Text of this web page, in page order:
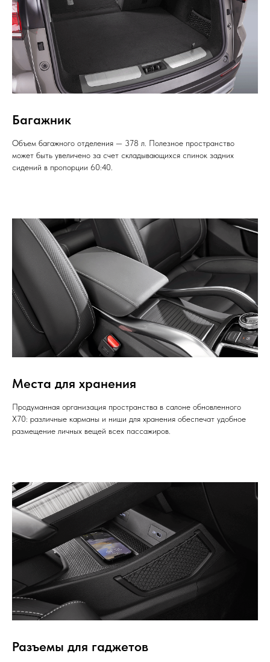
Багажник
Объем багажного отделения — 378 л. Полезное пространство
может быть увеличено за счет складывающихся спинок задних
сидений в пропорции 60:40.
Места для хранения
Продуманная организация пространства в салоне обновленного
X70: различные карманы и ниши для хранения обеспечат удобное
размещение личных вещей всех пассажиров.
Разъемы для гаджетов